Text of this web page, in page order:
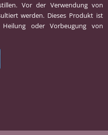
Vor der Verwendung von
werden. Dieses Produkt ist
oder Vorbeugung von